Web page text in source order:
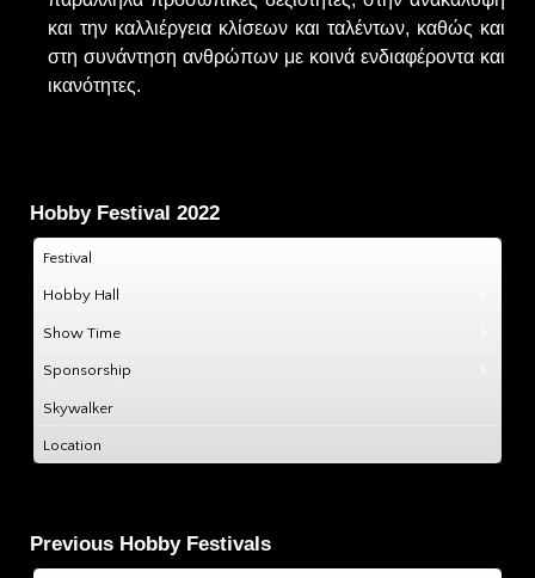
και την καλλιέργεια κλίσεων και ταλέντων, καθώς και
στη συνάντηση ανθρώπων με κοινά ενδιαφέροντα και
ικανότητες.
Hobby Festival 2022
Festival
Hobby Hall
Show Time
Sponsorship
Skywalker
Location
Previous Hobby Festivals